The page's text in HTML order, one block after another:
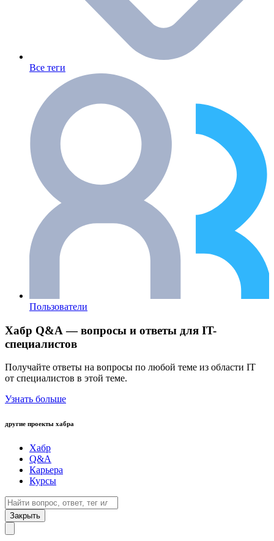
Все теги
Пользователи
Хабр Q&A — вопросы и ответы для IT-
специалистов
Получайте ответы на вопросы по любой теме из области IT
от специалистов в этой теме.
Узнать больше
другие проекты хабра
Хабр
Q&A
Карьера
Курсы
Закрыть